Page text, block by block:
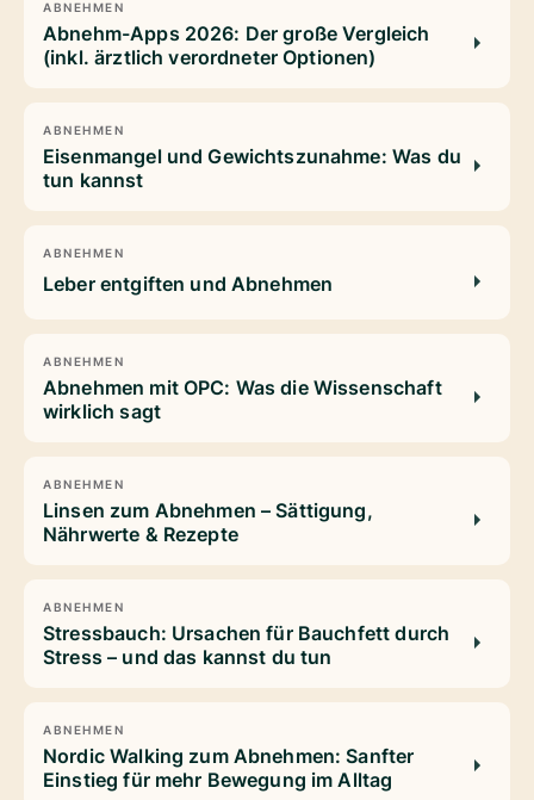
ABNEHMEN
Abnehm-Apps 2026: Der große Vergleich
(inkl. ärztlich verordneter Optionen)
ABNEHMEN
Eisenmangel und Gewichtszunahme: Was du
tun kannst
ABNEHMEN
Leber entgiften und Abnehmen
ABNEHMEN
Abnehmen mit OPC: Was die Wissenschaft
wirklich sagt
ABNEHMEN
Linsen zum Abnehmen – Sättigung,
Nährwerte & Rezepte
ABNEHMEN
Stressbauch: Ursachen für Bauchfett durch
Stress – und das kannst du tun
ABNEHMEN
Nordic Walking zum Abnehmen: Sanfter
Einstieg für mehr Bewegung im Alltag